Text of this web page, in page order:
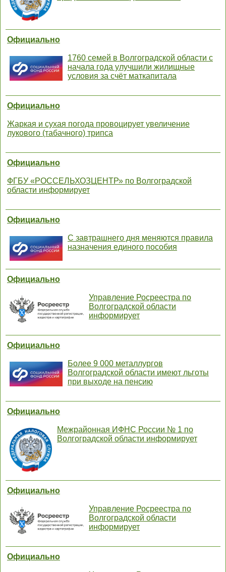
Официально
1760 семей в Волгоградской области с
начала года улучшили жилищные
условия за счёт маткапитала
Официально
Жаркая и сухая погода провоцирует увеличение
лукового (табачного) трипса
Официально
ФГБУ «РОССЕЛЬХОЗЦЕНТР» по Волгоградской
области информирует
Официально
С завтрашнего дня меняются правила
назначения единого пособия
Официально
Управление Росреестра по
Волгоградской области
информирует
Официально
Более 9 000 металлургов
Волгоградской области имеют льготы
при выходе на пенсию
Официально
Межрайонная ИФНС России № 1 по
Волгоградской области информирует
Официально
Управление Росреестра по
Волгоградской области
информирует
Официально